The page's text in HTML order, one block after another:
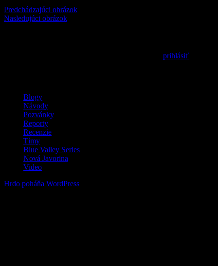
Predchádzajúci obrázok
Nasledujúci obrázok
prihlásiť
Blogy
Návody
Pozvánky
Reporty
Recenzie
Tímy
Blue Valley Series
Nová Javorina
Video
Hrdo poháňa WordPress